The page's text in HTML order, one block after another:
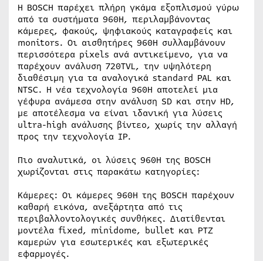
H BOSCH παρέχει πλήρη γκάμα εξοπλισμού γύρω
από τα συστήματα 960H, περιλαμβάνοντας
κάμερες, φακούς, ψηφιακούς καταγραφείς και
monitors. Οι αισθητήρες 960Η συλλαμβάνουν
περισσότερα pixels ανά αντικείμενο, για να
παρέχουν ανάλυση 720TVL, την υψηλότερη
διαθέσιμη για τα αναλογικά standard PAL και
NTSC. Η νέα τεχνολογία 960H αποτελεί μια
γέφυρα ανάμεσα στην ανάλυση SD και στην HD,
με αποτέλεσμα να είναι ιδανική για λύσεις
ultra-high ανάλυσης βίντεο, χωρίς την αλλαγή
προς την τεχνολογία IP.
Πιο αναλυτικά, οι λύσεις 960Η της BOSCH
χωρίζονται στις παρακάτω κατηγορίες:
Κάμερες: Οι κάμερες 960Η της BOSCH παρέχουν
καθαρή εικόνα, ανεξάρτητα από τις
περιβαλλοντολογικές συνθήκες. Διατίθενται
μοντέλα fixed, minidome, bullet και PTZ
καμερών για εσωτερικές και εξωτερικές
εφαρμογές.